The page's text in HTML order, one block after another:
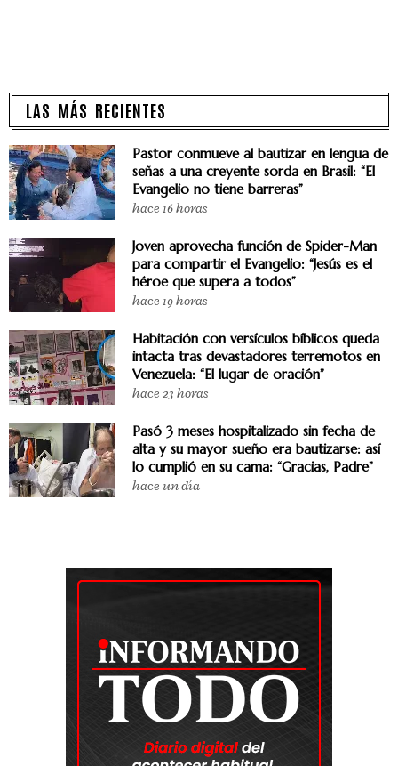
LAS MÁS RECIENTES
Pastor conmueve al bautizar en lengua de
señas a una creyente sorda en Brasil: “El
Evangelio no tiene barreras”
hace 16 horas
Joven aprovecha función de Spider-Man
para compartir el Evangelio: “Jesús es el
héroe que supera a todos”
hace 19 horas
Habitación con versículos bíblicos queda
intacta tras devastadores terremotos en
Venezuela: “El lugar de oración”
hace 23 horas
Pasó 3 meses hospitalizado sin fecha de
alta y su mayor sueño era bautizarse: así
lo cumplió en su cama: “Gracias, Padre”
hace un día